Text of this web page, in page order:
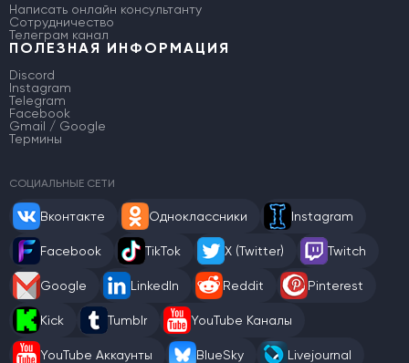
Написать онлайн консультанту
Сотрудничество
Телеграм канал
ПОЛЕЗНАЯ ИНФОРМАЦИЯ
Discord
Instagram
Telegram
Facebook
Gmail / Google
Термины
СОЦИАЛЬНЫЕ СЕТИ
Вконтакте Одноклассники Instagram
Facebook TikTok X (Twitter) Twitch
Google LinkedIn Reddit Pinterest
Kick Tumblr YouTube Каналы
YouTube Аккаунты BlueSky Livejournal